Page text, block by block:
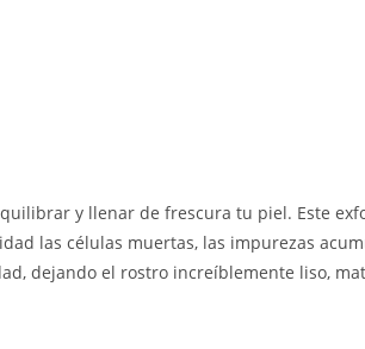
y llenar de frescura tu piel. Este
las células muertas, las impurezas
dejando el rostro increíblemente liso,